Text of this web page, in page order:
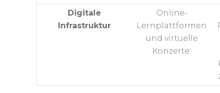
Digitale
Infrastruktur
Online-
Lernplattformen
und virtuelle
Konzerte.